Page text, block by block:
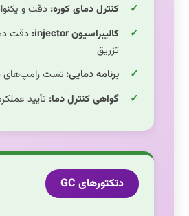
کنترل دمای کوره: دقت و
کالیبراسیون injector:
دقت
تزریق
برنامه دمایی: تست رامپ‌های
گواهی کنترل دما: تأیید
دتکتورهای GC